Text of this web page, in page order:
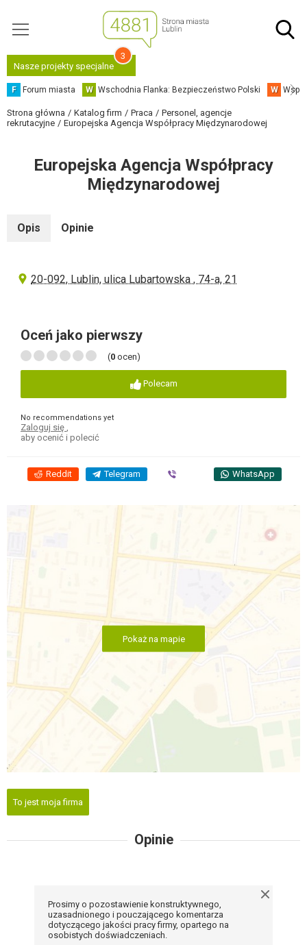
Nasze projekty specjalne
3
F Forum miasta W Wschodnia Flanka: Bezpieczeństwo Polski W
Strona główna Katalog firm Praca
Personel, agencje
rekrutacyjne
Europejska Agencja Współpracy Międzynarodowej
Europejska Agencja Współpracy
Międzynarodowej
Opis Opinie
20-092, Lublin, ulica Lubartowska , 74-а, 21
Oceń jako pierwszy
(0 ocen)
Polecam
No recommendations yet
Zaloguj się
aby ocenić i polecić
Reddit Telegram WhatsApp
Pokaż na mapie
To jest moja firma
Opinie
Prosimy o pozostawienie konstruktywnego,
uzasadnionego i pouczającego komentarza
dotyczącego jakości pracy firmy, opartego na
osobistych doświadczeniach.